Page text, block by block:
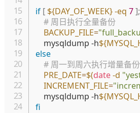
if [ ${DAY_OF_WEEK}-eq 7];
# 周日执行全量备份
BACKUP_FILE=
    mysqldump -h
else
# 周一到周六执行增量备
PRE_DATE=$(date-d
INCREMENT_FILE=
    mysqldump -h
fi